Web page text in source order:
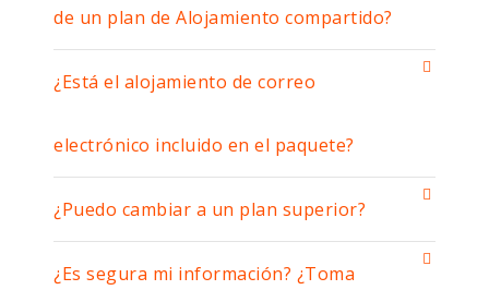
de un plan de Alojamiento compartido?
¿Está el alojamiento de correo
electrónico incluido en el paquete?
¿Puedo cambiar a un plan superior?
¿Es segura mi información? ¿Toma